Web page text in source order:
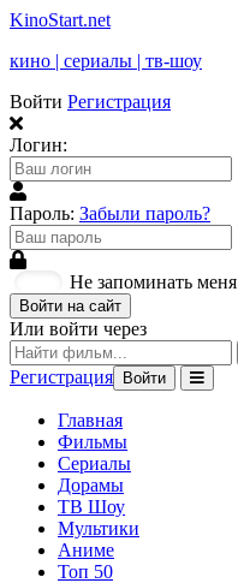
KinoStart.net
кино | сериалы | тв-шоу
Войти Регистрация
Логин:
Пароль: Забыли пароль?
Не запоминать меня
Войти на сайт
Или войти через
Регистрация Войти
Главная
Фильмы
Сериалы
Дорамы
ТВ Шоу
Мультики
Аниме
Топ 50